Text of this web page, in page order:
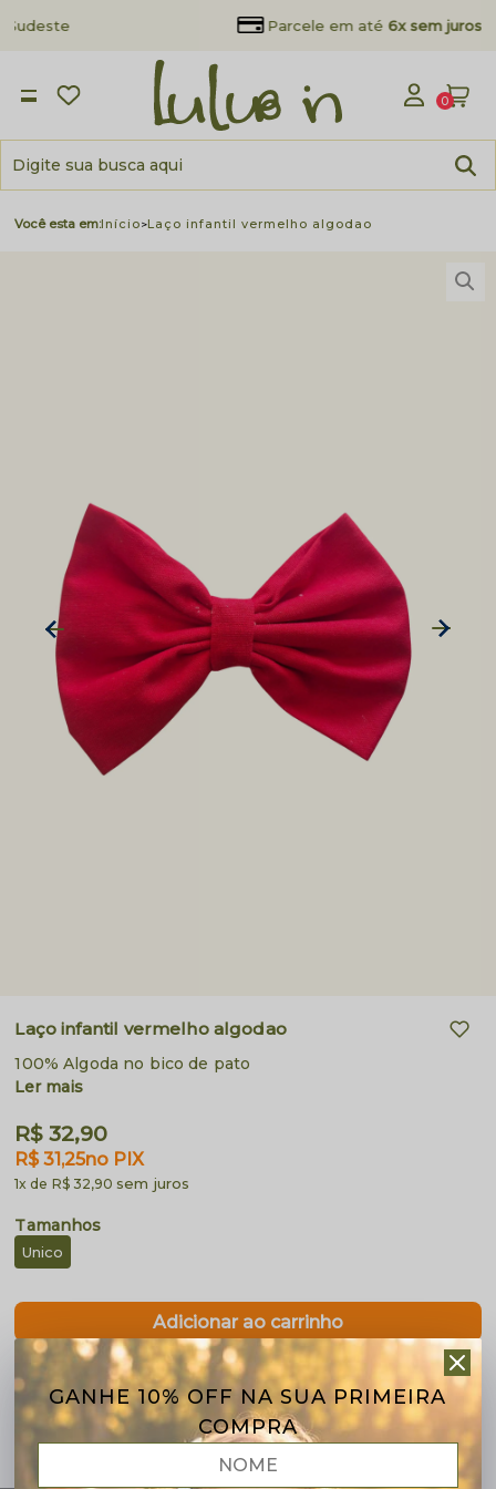
Frete Grátis acima de R$ 299,90 para Sul e Sudeste
0
Início Laço infantil vermelho algodao
Laço infantil vermelho algodao
100% Algoda no bico de pato
Ler mais
R$ 31,25no PIX
R$ 32,90
1x R$ 32,90sem juros
Unico
Frete Grátis acima de R$299,90
(Sul, Sudeste e Centro-Oeste)
GANHE 10% OFF NA SUA PRIMEIRA
COMPRA